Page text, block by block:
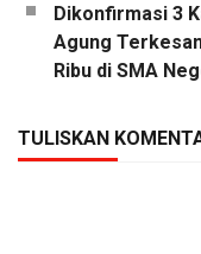
Dikonfirmasi 3
Agung
Ribu di SMA
TULISKAN